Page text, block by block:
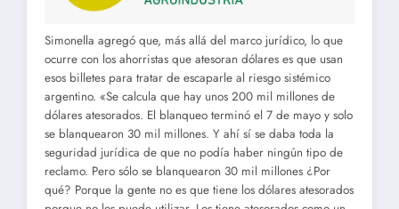
Simonella agregó que, más allá del marco jurídico, lo que
ocurre con los ahorristas que atesoran dólares es que usan
esos billetes para tratar de escaparle al riesgo sistémico
argentino. «Se calcula que hay unos 200 mil millones de
dólares atesorados. El blanqueo terminó el 7 de mayo y solo
se blanquearon 30 mil millones. Y ahí sí se daba toda la
seguridad jurídica de que no podía haber ningún tipo de
reclamo. Pero sólo se blanquearon 30 mil millones ¿Por
qué? Porque la gente no es que tiene los dólares atesorados